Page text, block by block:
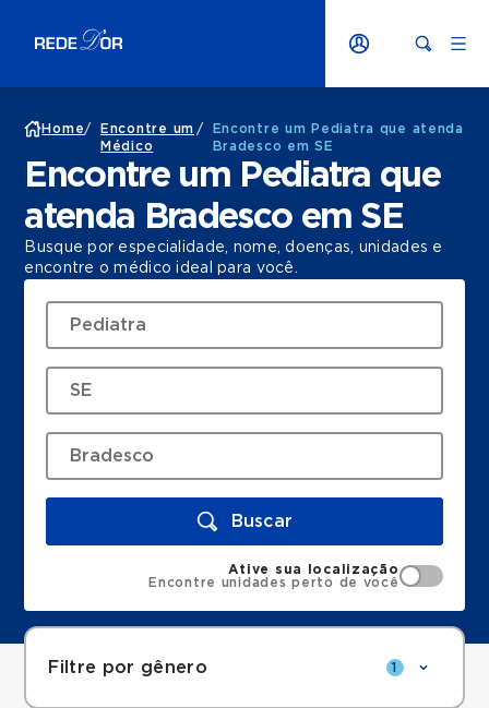
Home/
Encontre um
Médico
/
Encontre um Pediatra que atenda
Bradesco em SE
Encontre um Pediatra que
atenda Bradesco em SE
Busque por especialidade, nome, doenças, unidades e
encontre o médico ideal para você.
Buscar
Ative sua localização
Encontre unidades perto de você
Filtre por gênero 1